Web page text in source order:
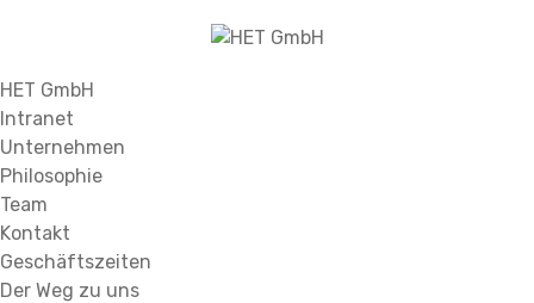
HET GmbH
Intranet
Unternehmen
Philosophie
Team
Kontakt
Geschäftszeiten
Der Weg zu uns